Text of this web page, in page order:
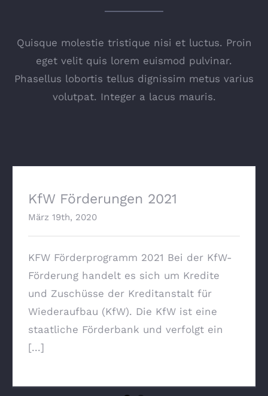
Quisque molestie tristique nisi et luctus. Proin
eget velit quis lorem euismod pulvinar.
Phasellus lobortis tellus dignissim metus varius
volutpat. Integer a lacus mauris.
KfW Förderungen 2021
März 19th, 2020
KFW Förderprogramm 2021 Bei der KfW-
Förderung handelt es sich um Kredite
und Zuschüsse der Kreditanstalt für
Wiederaufbau (KfW). Die KfW ist eine
staatliche Förderbank und verfolgt ein
[...]